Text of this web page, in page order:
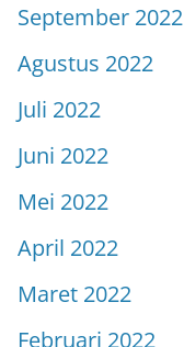
September 2022
Agustus 2022
Juli 2022
Juni 2022
Mei 2022
April 2022
Maret 2022
Februari 2022